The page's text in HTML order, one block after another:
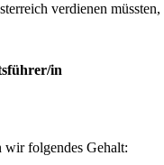
verdienen
in
wir folgendes Gehalt: